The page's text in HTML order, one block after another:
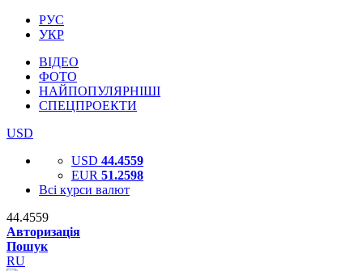
РУС
УКР
ВІДЕО
ФОТО
НАЙПОПУЛЯРНІШІ
СПЕЦПРОЕКТИ
USD
USD 44.4559
EUR 51.2598
Всі курси валют
44.4559
Авторизація
Пошук
RU